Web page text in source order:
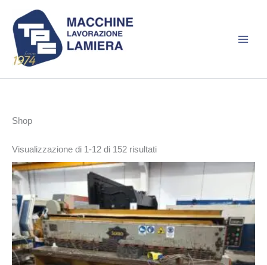
contenuto
Shop
Visualizzazione di 1-12 di 152 risultatiOrdina
al
recente